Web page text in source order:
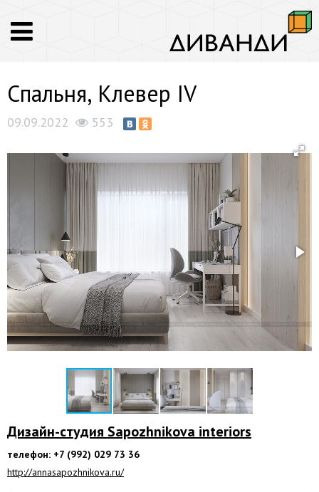
Спальня, Клевер IV
09.09.2022 553
Дизайн-студия Sapozhnikova interiors
телефон: +7 (992) 029 73 36
http://annasapozhnikova.ru/